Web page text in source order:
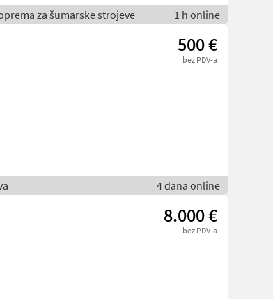
za šumarske strojeve 1 h online
500 €
bez PDV-a
4 dana online
8.000 €
bez PDV-a